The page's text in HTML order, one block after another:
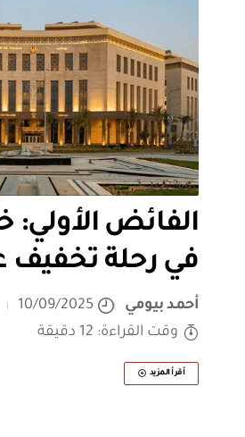
الفائض الأولي:
في رحلة تخفيف
أحمد بيومي
10/09/2025
وقت القراءة: 12 دقيقة
أقرأ المزيد